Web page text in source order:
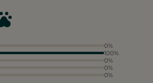
0%
100%
0%
0%
0%